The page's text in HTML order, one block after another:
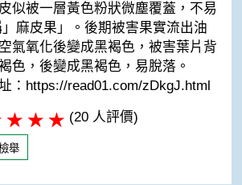
似被一層黃色粉狀微塵覆蓋，不易
麻皮果」。後期被害果實流出油
氣氧化後變成黑褐色，被害葉片背
色，後變成黑褐色，易脫落。
：https://read01.com/zDkgJ.html
(20 人評價)
舉